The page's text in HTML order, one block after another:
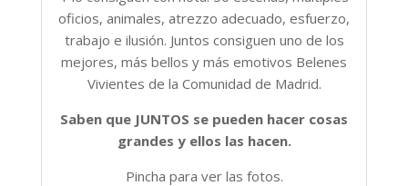
oficios, animales, atrezzo adecuado, esfuerzo,
trabajo e ilusión. Juntos consiguen uno de los
mejores, más bellos y más emotivos Belenes
Vivientes de la Comunidad de Madrid.
Saben que JUNTOS se pueden hacer cosas
grandes y ellos las hacen.
Pincha para ver las fotos.